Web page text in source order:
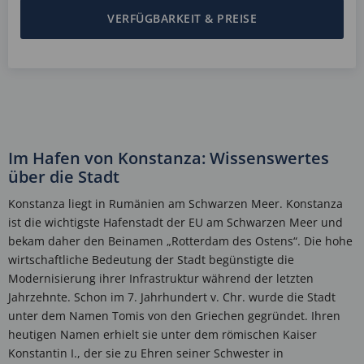
VERFÜGBARKEIT & PREISE
Im Hafen von Konstanza: Wissenswertes
über die Stadt
Konstanza liegt in Rumänien am Schwarzen Meer. Konstanza
ist die wichtigste Hafenstadt der EU am Schwarzen Meer und
bekam daher den Beinamen „Rotterdam des Ostens“. Die hohe
wirtschaftliche Bedeutung der Stadt begünstigte die
Modernisierung ihrer Infrastruktur während der letzten
Jahrzehnte. Schon im 7. Jahrhundert v. Chr. wurde die Stadt
unter dem Namen Tomis von den Griechen gegründet. Ihren
heutigen Namen erhielt sie unter dem römischen Kaiser
Konstantin I., der sie zu Ehren seiner Schwester in